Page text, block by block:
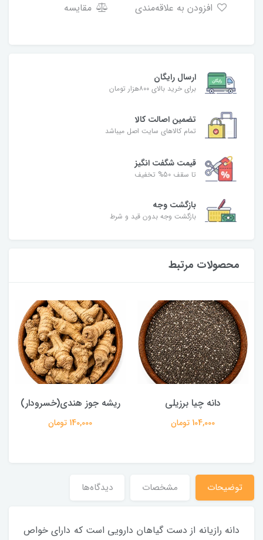
مقایسه
ارسال رایگان
برای خرید بالای ۸۰۰هزار تومان
تضمین اصالت کالا
تمام کالاهای سایت اصل میباشد
قیمت شگفت انگیز
تا سقف 50% تخفیف
بازگشت وجه
بازگشت وجه بدون قید و شرط
محصولات مرتبط
ریشه جوز هندی(خسرودار)
140,000 تومان
اسپند قهوه ای
46,000 تومان
توضیحات مشخصات دیدگاه‌ها
دانه رازیانه از دست گیاهان دارویی است که دارای خواص